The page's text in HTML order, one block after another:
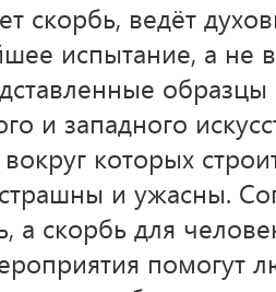
скорбь, ведёт
испытание, а не
образцы
и западного
которых
и ужасны.
а скорбь для
помогут